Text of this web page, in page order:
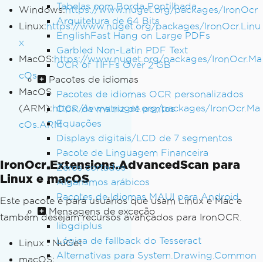
Tabelas com Borda Pontilhada
Arquitetura de 64 Bits
EnglishFast Hang on Large PDFs
Garbled Non-Latin PDF Text
OCR of TIFFs Over 2 GB
Pacotes de idiomas
Pacotes de idiomas OCR personalizados
OCR de matriz de pontos
Equações
Displays digitais/LCD de 7 segmentos
Pacote de Linguagem Financeira
Zeros cortados
Algarismos arábicos
Pacotes de Idiomas MAUI para Android
Mensagens de exceção
libgdiplus
Lógica de fallback do Tesseract
Alternativas para System.Drawing.Common
Windows:https://www.nuget.org/packages/IronOcr
Linux:https://www.nuget.org/packages/IronOcr.Linu
x
MacOS:https://www.nuget.org/packages/IronOcr.Ma
cOs
MacOS
(ARM):https://www.nuget.org/packages/IronOcr.Ma
cOs.ARM
IronOcr.Extensions.AdvancedScan para
Linux e macOS
Este pacote é para usuários que usam Linux e Mac e
também desejam recursos avançados para IronOCR.
Linux : NuGet
macOS: